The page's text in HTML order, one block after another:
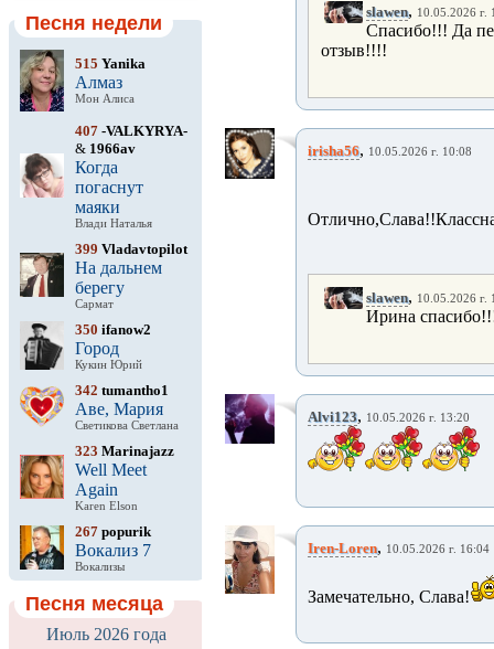
Песня недели
515 Yanika
Алмаз
Мон Алиса
407 -VALKYRYA-
& 1966av
Когда
погаснут
маяки
Влади Наталья
399 Vladavtopilot
На дальнем
берегу
Сармат
350 ifanow2
Город
Кукин Юрий
342 tumantho1
Аве, Мария
Светикова Светлана
323 Marinajazz
Well Meet
Again
Karen Elson
267 popurik
Вокализ 7
Вокализы
Песня месяца
Июль 2026 года
slawen, 10.05.2026 г.
Спасибо!!! Да
отзыв!!!!
irisha56, 10.05.2026 г. 10:08
slawen, 10.05.2026 г.
Ирина
Alvi123, 10.05.2026 г. 13:20
Iren-Loren, 10.05.2026 г. 16:04
Замечательно, Слава!